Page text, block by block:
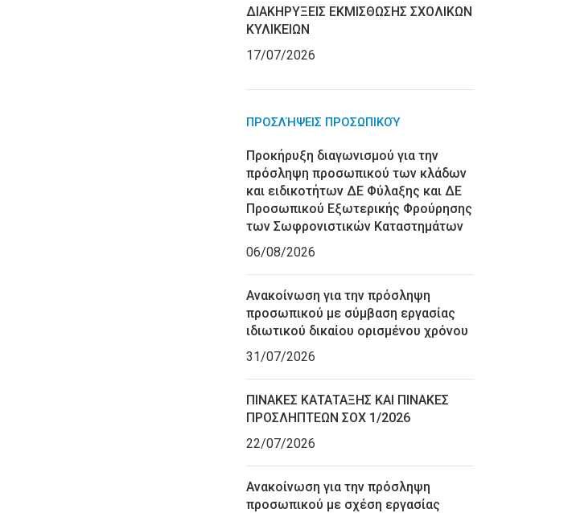
ΔΙΑΚΗΡΥΞΕΙΣ ΕΚΜΙΣΘΩΣΗΣ ΣΧΟΛΙΚΩΝ
ΚΥΛΙΚΕΙΩΝ
17/07/2026
ΠΡΟΣΛΉΨΕΙΣ ΠΡΟΣΩΠΙΚΟΎ
Προκήρυξη διαγωνισμού για την
πρόσληψη προσωπικού των κλάδων
και ειδικοτήτων ΔΕ Φύλαξης και ΔΕ
Προσωπικού Εξωτερικής Φρούρησης
των Σωφρονιστικών Καταστημάτων
06/08/2026
Ανακοίνωση για την πρόσληψη
προσωπικού με σύμβαση εργασίας
ιδιωτικού δικαίου ορισμένου χρόνου
31/07/2026
ΠΙΝΑΚΕΣ ΚΑΤΑΤΑΞΗΣ ΚΑΙ ΠΙΝΑΚΕΣ
ΠΡΟΣΛΗΠΤΕΩΝ ΣΟΧ 1/2026
22/07/2026
Ανακοίνωση για την πρόσληψη
προσωπικού με σχέση εργασίας